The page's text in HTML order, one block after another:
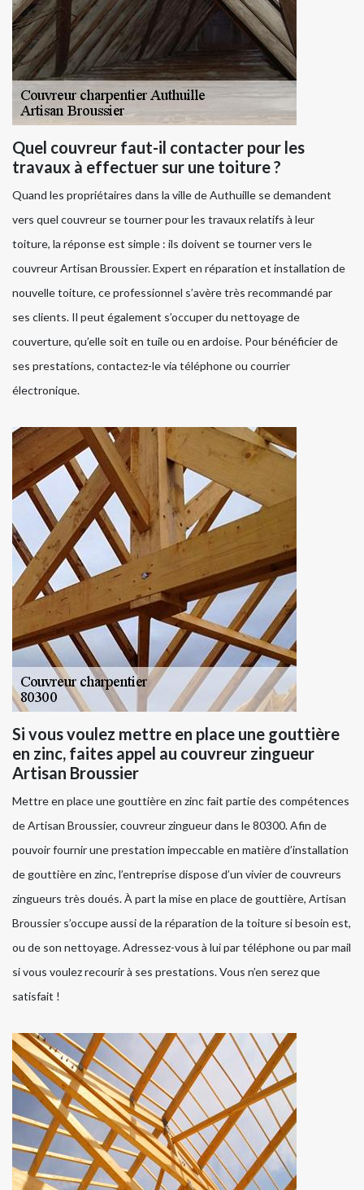
Quel couvreur faut-il contacter pour les
travaux à effectuer sur une toiture ?
Quand les propriétaires dans la ville de Authuille se demandent
vers quel couvreur se tourner pour les travaux relatifs à leur
toiture, la réponse est simple : ils doivent se tourner vers le
couvreur Artisan Broussier. Expert en réparation et installation de
nouvelle toiture, ce professionnel s’avère très recommandé par
ses clients. Il peut également s’occuper du nettoyage de
couverture, qu’elle soit en tuile ou en ardoise. Pour bénéficier de
ses prestations, contactez-le via téléphone ou courrier
électronique.
Si vous voulez mettre en place une gouttière
en zinc, faites appel au couvreur zingueur
Artisan Broussier
Mettre en place une gouttière en zinc fait partie des compétences
de Artisan Broussier, couvreur zingueur dans le 80300. Afin de
pouvoir fournir une prestation impeccable en matière d’installation
de gouttière en zinc, l’entreprise dispose d’un vivier de couvreurs
zingueurs très doués. À part la mise en place de gouttière, Artisan
Broussier s’occupe aussi de la réparation de la toiture si besoin est,
ou de son nettoyage. Adressez-vous à lui par téléphone ou par mail
si vous voulez recourir à ses prestations. Vous n’en serez que
satisfait !